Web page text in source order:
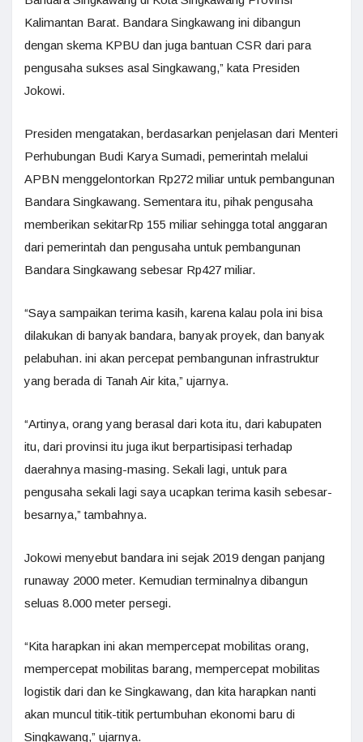
Kalimantan Barat. Bandara Singkawang ini dibangun
dengan skema KPBU dan juga bantuan CSR dari para
pengusaha sukses asal Singkawang,” kata Presiden
Jokowi.
Presiden mengatakan, berdasarkan penjelasan dari Menteri
Perhubungan Budi Karya Sumadi, pemerintah melalui
APBN menggelontorkan Rp272 miliar untuk pembangunan
Bandara Singkawang. Sementara itu, pihak pengusaha
memberikan sekitarRp 155 miliar sehingga total anggaran
dari pemerintah dan pengusaha untuk pembangunan
Bandara Singkawang sebesar Rp427 miliar.
“Saya sampaikan terima kasih, karena kalau pola ini bisa
dilakukan di banyak bandara, banyak proyek, dan banyak
pelabuhan. ini akan percepat pembangunan infrastruktur
yang berada di Tanah Air kita,” ujarnya.
“Artinya, orang yang berasal dari kota itu, dari kabupaten
itu, dari provinsi itu juga ikut berpartisipasi terhadap
daerahnya masing-masing. Sekali lagi, untuk para
pengusaha sekali lagi saya ucapkan terima kasih sebesar-
besarnya,” tambahnya.
Jokowi menyebut bandara ini sejak 2019 dengan panjang
runaway 2000 meter. Kemudian terminalnya dibangun
seluas 8.000 meter persegi.
“Kita harapkan ini akan mempercepat mobilitas orang,
mempercepat mobilitas barang, mempercepat mobilitas
logistik dari dan ke Singkawang, dan kita harapkan nanti
akan muncul titik-titik pertumbuhan ekonomi baru di
Singkawang,” ujarnya.